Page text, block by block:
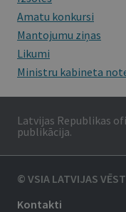
Amatu konkursi
Mantojumu ziņas
Likumi
Ministru kabineta
Latvijas Republikas
publikācija.
© VSIA LATVIJAS
Kontakti